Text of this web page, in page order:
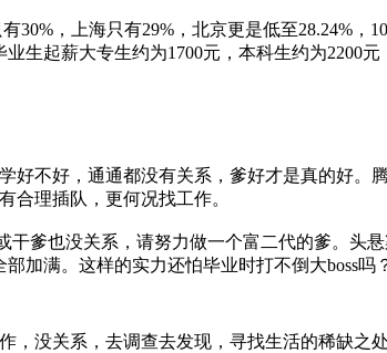
，上海只有29%，北京更是低至28.24%，
生起薪大专生约为1700元，本科生约为2200
好，通通都没有关系，爹好才是真的好。
合理插队，更何况找工作。
爹也没关系，请努力做一个富二代的爹。头
加满。这样的实力还怕毕业时打不倒大boss吗
没关系，去调查去发现，寻找生活的稀缺之